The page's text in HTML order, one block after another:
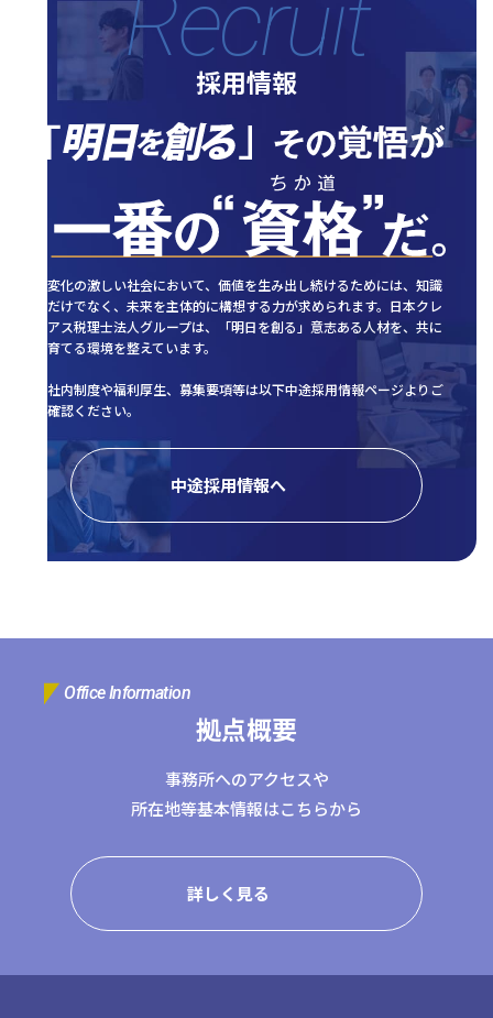
Recruit
採用情報
変化の激しい社会において、価値を生み出し続けるためには、 知識
だけでなく、未来を主体的に構想する力が求められます。 日本クレ
アス税理士法人グループは、「明日を創る」意志ある人材を、 共に
育てる環境を整えています。
社内制度や福利厚生、募集要項等は以下中途採用情報ページよりご
確認ください。
中途採用情報へ
Office Information
拠点概要
事務所へのアクセスや
所在地等基本情報はこちらから
詳しく見る